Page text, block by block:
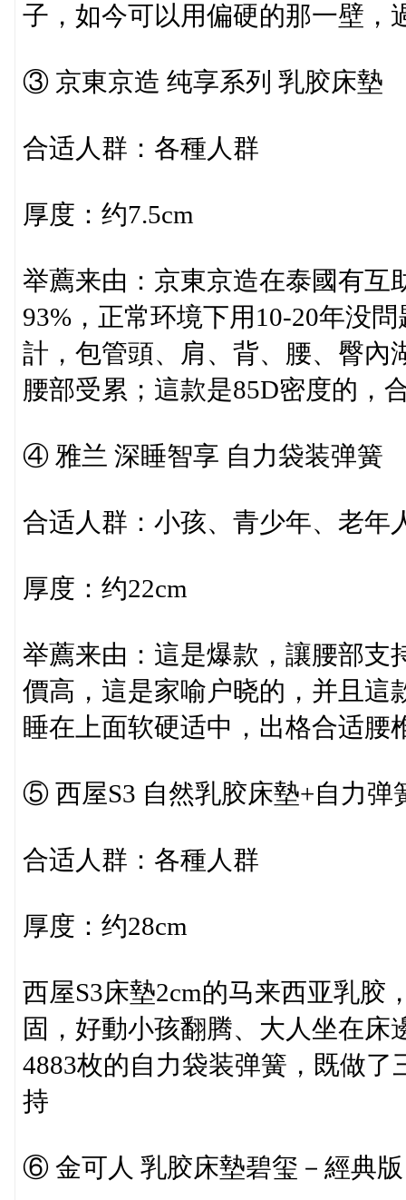
子，如今可以用偏硬的那一壁，
③ 京東京造 纯享系列 乳胶床墊
合适人群：各種人群
厚度：约7.5cm
举薦来由：京東京造在泰國有互
93%，正常环境下用10-20年没
計，包管頭、肩、背、腰、臀內
腰部受累；這款是85D密度的，
④ 雅兰 深睡智享 自力袋装弹簧
合适人群：小孩、青少年、老年
厚度：约22cm
举薦来由：這是爆款，讓腰部支
價高，這是家喻户晓的，并且這
睡在上面软硬适中，出格合适腰
⑤ 西屋S3 自然乳胶床墊+自力弹
合适人群：各種人群
厚度：约28cm
西屋S3床墊2cm的马来西亚乳胶
固，好動小孩翻腾、大人坐在
4883枚的自力袋装弹簧，既做
持
⑥ 金可人 乳胶床墊碧玺－經典版